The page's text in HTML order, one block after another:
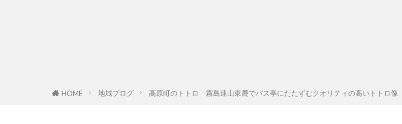
HOME 地域ブログ 高原町のトトロ 霧島連山東麓でバス亭にたたずむクオリティの高いトトロ像